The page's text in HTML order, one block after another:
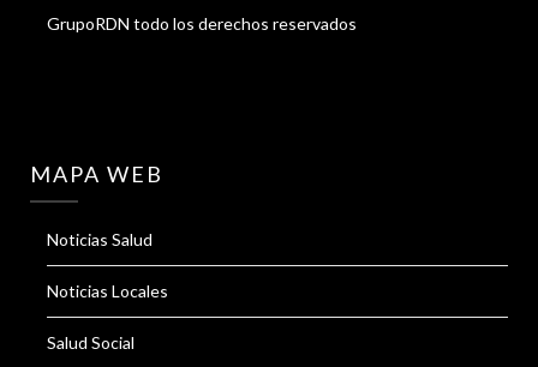
GrupoRDN todo los derechos reservados
MAPA WEB
Noticias Salud
Noticias Locales
Salud Social